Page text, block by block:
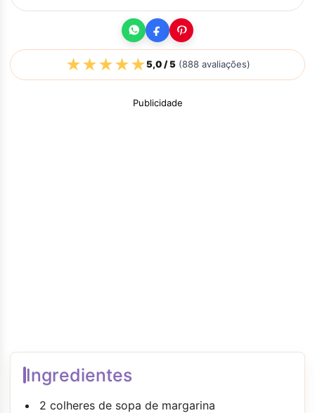
★★★★★5,0/ 5(888avaliações)
Publicidade
Ingredientes
2 colheres de sopa de margarina